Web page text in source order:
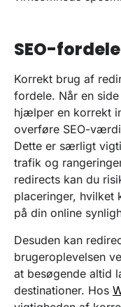
SEO-
Korrekt brug af
fordele. Når en
hjælper en korrekt
overføre SEO-
Dette er særligt
trafik og
redirects kan du
placeringer, hvilket
på din online
Desuden kan
brugeroplevelsen
at besøgende altid
destinationer. Hos